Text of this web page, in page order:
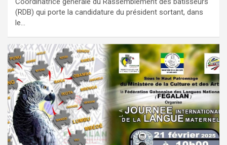
(RDB) qui porte la candidature du président sortant, dans
le…